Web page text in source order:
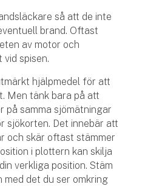
så att de inte
brand. Oftast
av motor och
spisen.
hjälpmedel för att
Men tänk bara på att
på samma sjömätningar
sjökorten. Det innebär att
och skär oftast stämmer
i plottern kan skilja
verkliga position. Stäm
det du ser omkring